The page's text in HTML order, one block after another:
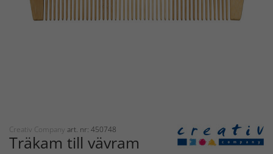
Creativ Company art. nr: 450748
Träkam till vävram